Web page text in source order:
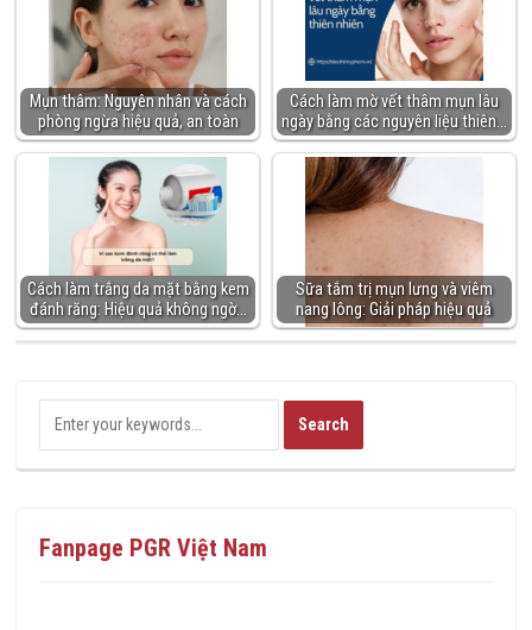
Mụn thâm: Nguyên nhân và cách
phòng ngừa hiệu quả, an toàn
Cách làm mờ vết thâm mụn lâu
ngày bằng các nguyên liệu thiên…
Cách làm trắng da mặt bằng kem
đánh răng: Hiệu quả không ngờ…
Sữa tắm trị mụn lưng và viêm
nang lông: Giải pháp hiệu quả
Fanpage PGR Việt Nam